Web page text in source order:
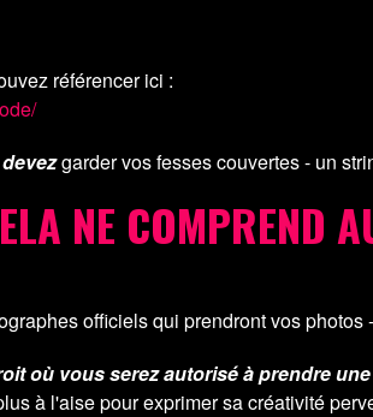
référencer ici :
devezgarder vos fesses couvertes - un
NE COMPREND
officiels qui prendront vos
où vous serez autorisé à prendre
à l'aise pour exprimer sa créativité